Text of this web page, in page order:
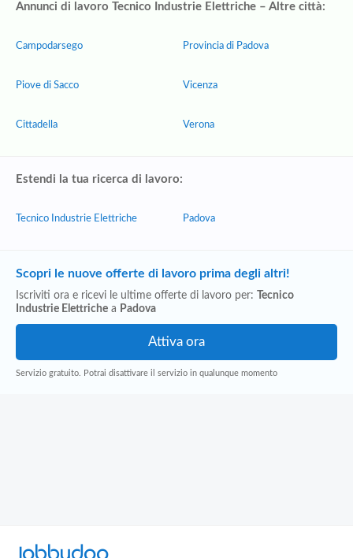
Annunci di lavoro Tecnico Industrie Elettriche – Altre città:
Campodarsego
Piove di Sacco
Cittadella
Provincia di Padova
Vicenza
Verona
Estendi la tua ricerca di lavoro:
Tecnico Industrie Elettriche Padova
Scopri le nuove offerte di lavoro prima degli altri!
Iscriviti ora e ricevi le ultime offerte di lavoro per:
Tecnico
Industrie Elettriche a Padova
Servizio gratuito. Potrai disattivare il servizio in qualunque momento
Jobbydoo